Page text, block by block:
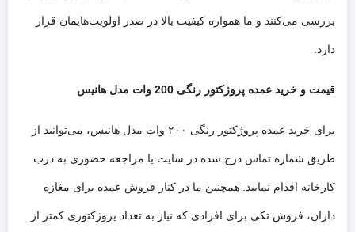
بررسی می‌کنند و ما همواره کیفیت بالا در صدر اولویت‌هایمان قرار
دارد.
قیمت و خرید عمده پروژکتور رنگی 200 وات مدل هانیس
برای خرید عمده پروژکتور رنگی ۲۰۰ وات مدل هانیس، می‌توانید از
طریق شماره تماس درج شده در سایت یا مراجعه حضوری به درب
کارخانه اقدام نمایید. همچنین ما در کنار فروش عمده برای مغازه
داران، فروش تکی برای افرادی که نیاز به تعداد پروژکتوری کمتر از